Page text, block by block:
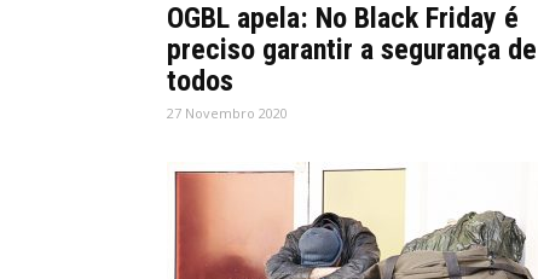
OGBL apela: No Black Friday é
preciso garantir a segurança de
todos
27 Novembro 2020